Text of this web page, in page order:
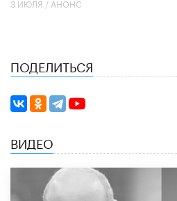
3 ИЮЛЯ / АНОНС
ПОДЕЛИТЬСЯ
ВИДЕО